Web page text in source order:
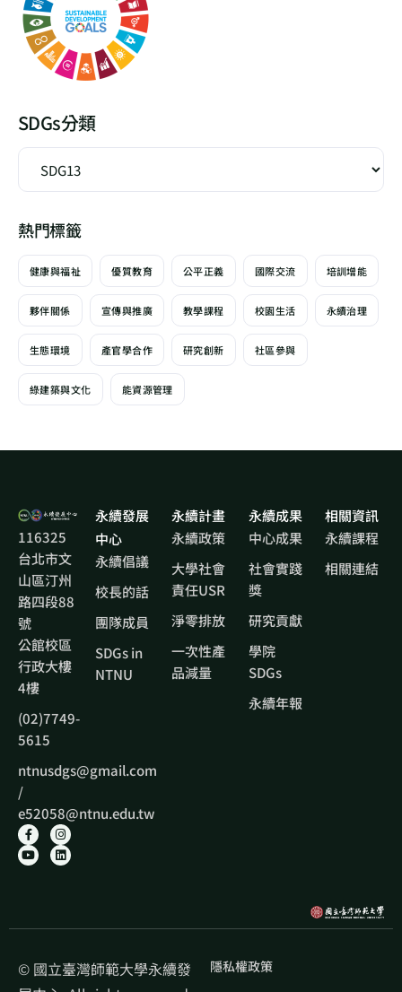
SDGs分類
熱門標籤
健康與福祉 優質教育 公平正義 國際交流 培訓增能
夥伴關係 宣傳與推廣 教學課程 校園生活 永續治理
生態環境 產官學合作 研究創新 社區參與
綠建築與文化 能資源管理
116325
台北市文
山區汀州
路四段88
號
公館校區
行政大樓
4樓
(02)7749-
5615
ntnusdgs@gmail.com
/
e52058@ntnu.edu.tw
永續發展
中心
永續倡議
校長的話
團隊成員
SDGs in
NTNU
永續計畫
永續政策
大學社會
責任USR
淨零排放
一次性產
品減量
永續成果
中心成果
社會實踐
獎
研究貢獻
學院
SDGs
永續年報
相關資訊
永續課程
相關連結
© 國立臺灣師範大學永續發
隱私權政策